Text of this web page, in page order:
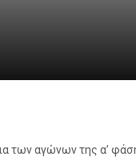
των αγώνων της α’